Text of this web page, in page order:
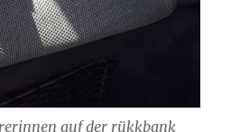
auf der rükkbank